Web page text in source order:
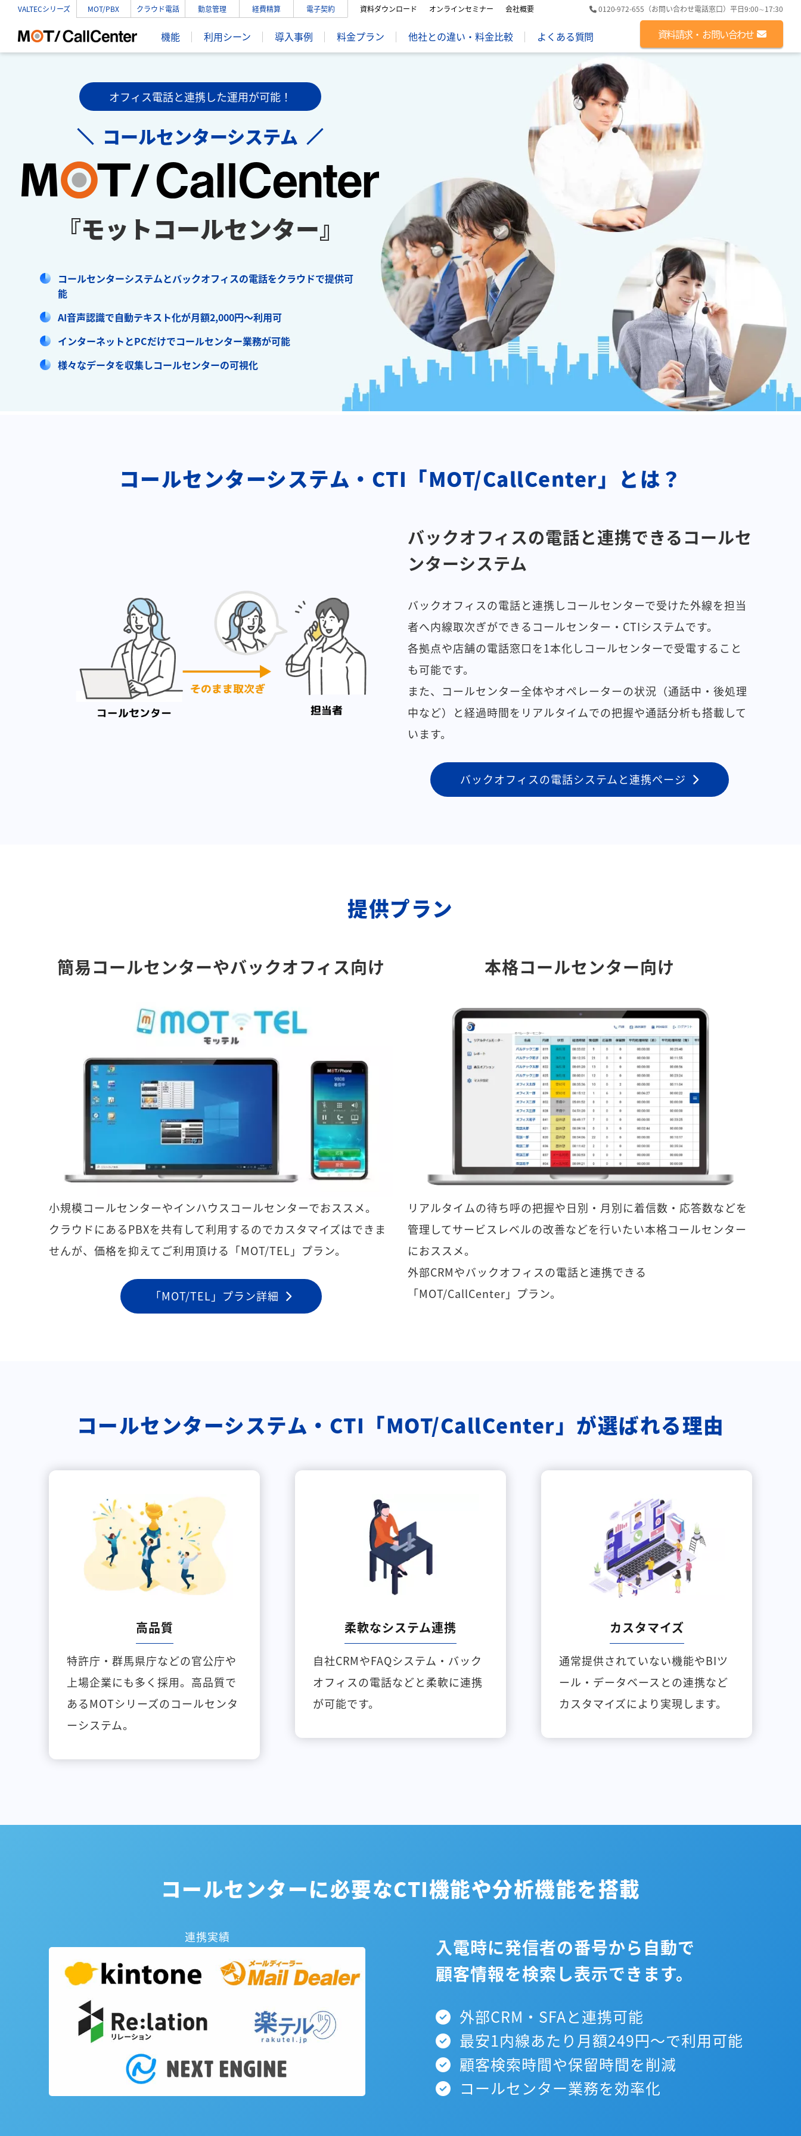
VALTECシリーズ MOT/PBX クラウド電話 勤怠管理 経費精算 電子契約 資料ダウンロード オンラインセミナー 会社概要 0120-972-655 （お問い合わせ電話窓口）平日9:00∼17:30
機能 利用シーン 導入事例 料金プラン 他社との違い・料金比較 よくある質問 資料請求・ お問い合わせ
オフィス電話と連携した運用が可能！
コールセンターシステム
『モットコールセンター』
コールセンターシステムとバックオフィスの電話をクラウドで提供可
能
AI音声認識で自動テキスト化が月額2,000円～利用可
インターネットとPCだけでコールセンター業務が可能
様々なデータを収集しコールセンターの可視化
コールセンターシステム・CTI「MOT/CallCenter」とは？
バックオフィスの電話と連携できるコールセ
ンターシステム
バックオフィスの電話と連携しコールセンターで受けた外線を担当
者へ内線取次ぎができるコールセンター・CTIシステムです。
各拠点や店舗の電話窓口を1本化しコールセンターで受電すること
も可能です。
また、コールセンター全体やオペレーターの状況（通話中・後処理
中など）と経過時間をリアルタイムでの把握や通話分析も搭載して
います。
バックオフィスの電話システムと連携ページ
提供プラン
簡易コールセンターやバックオフィス向け
小規模コールセンターやインハウスコールセンターでおススメ。
クラウドにあるPBXを共有して利用するのでカスタマイズはできま
せんが、価格を抑えてご利用頂ける「MOT/TEL」プラン。
「MOT/TEL」プラン詳細
本格コールセンター向け
リアルタイムの待ち呼の把握や日別・月別に着信数・応答数などを
管理してサービスレベルの改善などを行いたい本格コールセンター
におススメ。
外部CRMやバックオフィスの電話と連携できる
「MOT/CallCenter」プラン。
コールセンターシステム・CTI「MOT/CallCenter」が選ばれる理由
高品質
特許庁・群馬県庁などの官公庁や
上場企業にも多く採用。高品質で
あるMOTシリーズのコールセンタ
ーシステム。
柔軟なシステム連携
自社CRMやFAQシステム・バック
オフィスの電話などと柔軟に連携
が可能です。
カスタマイズ
通常提供されていない機能やBIツ
ール・データベースとの連携など
カスタマイズにより実現します。
コールセンターに必要なCTI機能や分析機能を搭載
連携実績
入電時に発信者の番号から自動で
顧客情報を検索し表示できます。
外部CRM・SFAと連携可能
最安1内線あたり月額249円～で利用可能
顧客検索時間や保留時間を削減
コールセンター業務を効率化